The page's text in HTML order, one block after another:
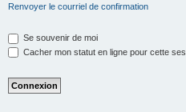
Renvoyer le courriel de confirmation
Se souvenir de moi
Cacher mon statut en ligne pour cette